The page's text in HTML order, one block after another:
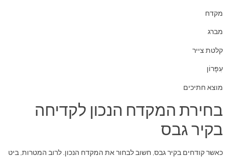
מקדח
מברג
קלטת צייר
עִפָּרוֹן
מוצא חתיכים
בחירת המקדח הנכון לקדיחה
בקיר גבס
כאשר קודחים בקיר גבס, חשוב לבחור את המקדח הנכון. לרוב המטרות, ביט